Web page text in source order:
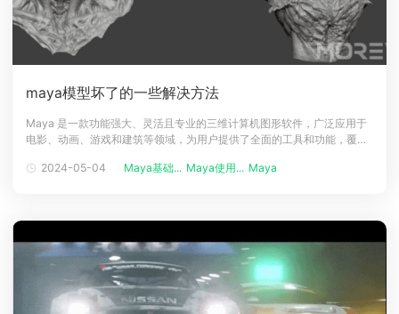
maya模型坏了的一些解决方法
Maya 是一款功能强大、灵活且专业的三维计算机图形软件，广泛应用于
电影、动画、游戏和建筑等领域，为用户提供了全面的工具和功能，覆盖
特效合成等。它提供了各种高级建模工具，例如多边形建模、曲线建模、
2024-05-04 Maya基础... Maya使用... Maya